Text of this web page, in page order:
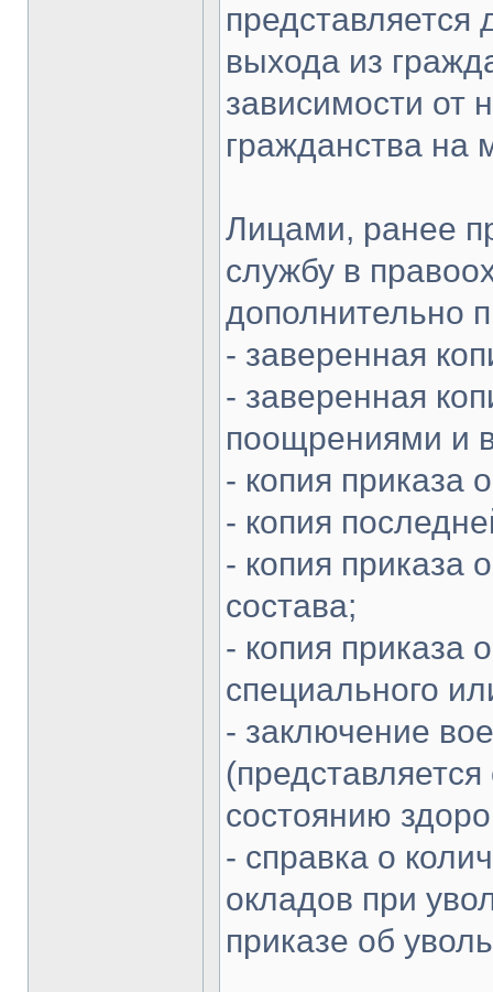
выхода из
зависимости от
гражданства на
Лицами, ранее
службу в
дополнительно
- заверенная
- заверенная
поощрениями и
- копия приказа
- копия
- копия приказа
состава;
- копия приказа
специального
- заключение
состоянию
- справка о
окладов при
приказе об